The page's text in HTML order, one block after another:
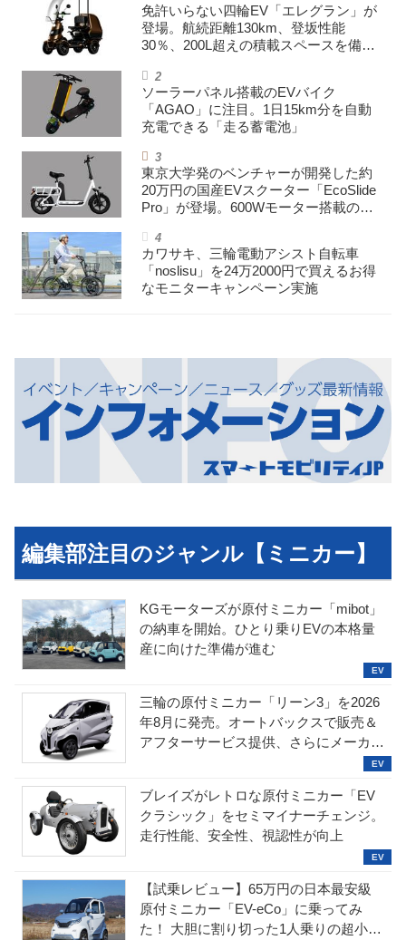
免許いらない四輪EV「エレグラン」が
登場。航続距離130km、登坂性能
30％、200L超えの積載スペースを備え
ソーラーパネル搭載のEVバイク
「AGAO」に注目。1日15km分を自動
充電できる「走る蓄電池」
東京大学発のベンチャーが開発した約
20万円の国産EVスクーター「EcoSlide
Pro」が登場。600Wモーター搭載のハ
カワサキ、三輪電動アシスト自転車
「noslisu」を24万2000円で買えるお得
なモニターキャンペーン実施
編集部注目のジャンル【ミニカー】
KGモーターズが原付ミニカー「mibot」
の納車を開始。ひとり乗りEVの本格量
産に向けた準備が進む
三輪の原付ミニカー「リーン3」を2026
年8月に発売。オートバックスで販売＆
アフターサービス提供、さらにメーカー
ブレイズがレトロな原付ミニカー「EV
クラシック」をセミマイナーチェンジ。
走行性能、安全性、視認性が向上
【試乗レビュー】65万円の日本最安級
原付ミニカー「EV-eCo」に乗ってみ
た！ 大胆に割り切った1人乗りの超小型